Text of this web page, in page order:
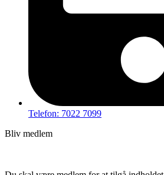
Telefon: 7022 7099
Bliv medlem